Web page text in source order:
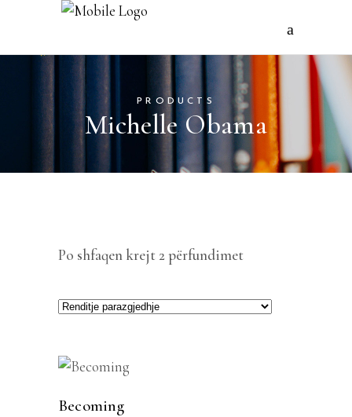
PRODUCTS
Michelle Obama
Po shfaqen krejt 2 përfundimet
SHTOJE NË SHPORTË
Becoming